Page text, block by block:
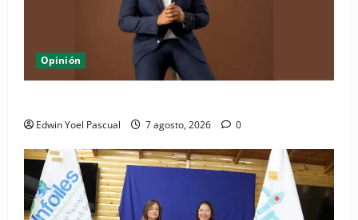
Opinión
Edwin Yoel Pascual 7 agosto, 2026 0